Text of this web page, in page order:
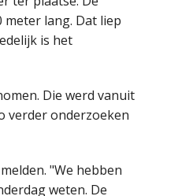
lang. Dat liep
is het
Die werd vanuit
verder onderzoeken
"We hebben
weten. De